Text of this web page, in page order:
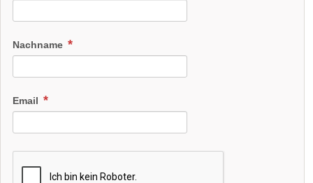
Nachname
Email